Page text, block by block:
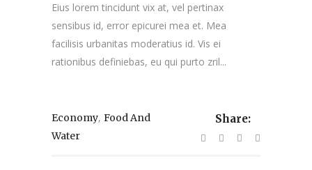
Eius lorem tincidunt vix at, vel pertinax
sensibus id, error epicurei mea et. Mea
facilisis urbanitas moderatius id. Vis ei
rationibus definiebas, eu qui purto zril...
Economy, Food And
Water
Share: